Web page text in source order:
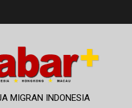
MIGRAN INDONESIA